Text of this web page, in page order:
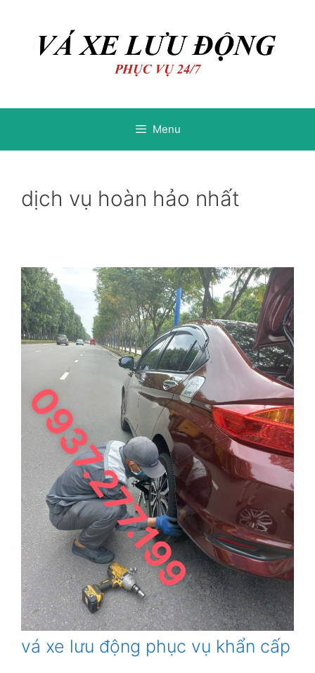
Menu
dịch vụ hoàn hảo nhất
vá xe lưu động phục vụ khẩn cấp